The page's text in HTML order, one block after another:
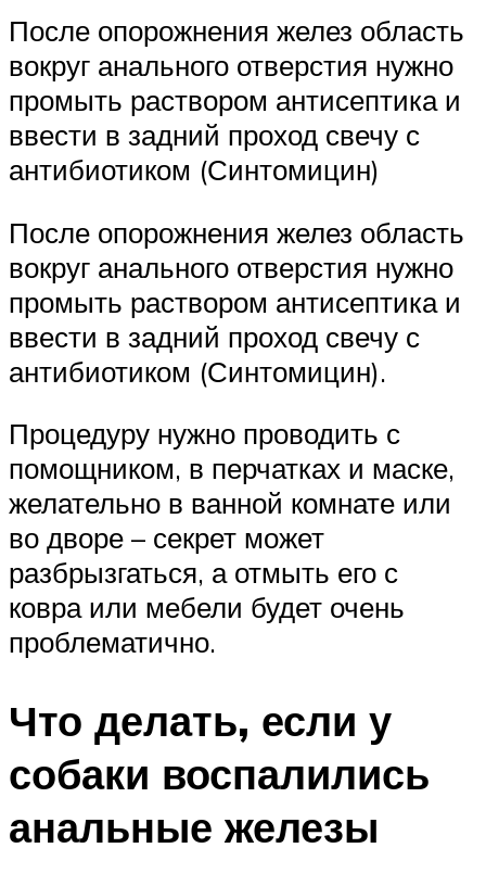
После опорожнения желез область
вокруг анального отверстия нужно
промыть раствором антисептика и
ввести в задний проход свечу с
антибиотиком (Синтомицин)
После опорожнения желез область
вокруг анального отверстия нужно
промыть раствором антисептика и
ввести в задний проход свечу с
антибиотиком (Синтомицин).
Процедуру нужно проводить с
помощником, в перчатках и маске,
желательно в ванной комнате или
во дворе – секрет может
разбрызгаться, а отмыть его с
ковра или мебели будет очень
проблематично.
Что делать, если у
собаки воспалились
анальные железы